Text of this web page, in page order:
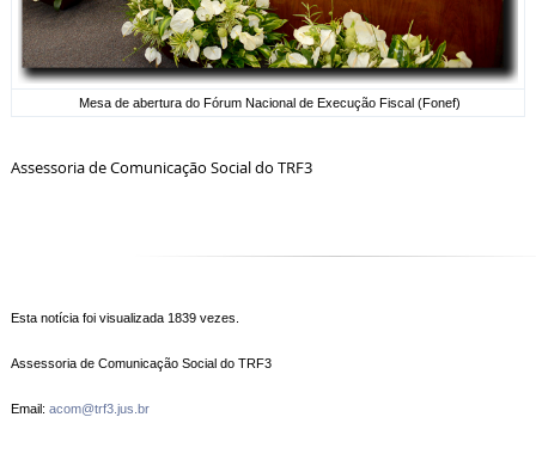
Mesa de abertura do Fórum Nacional de Execução Fiscal (Fonef)
Assessoria de Comunicação Social do TRF3
Esta notícia foi visualizada 1839 vezes.
Assessoria de Comunicação Social do TRF3
Email: acom@trf3.jus.br